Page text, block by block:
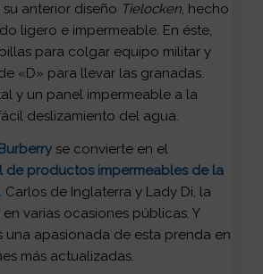
anterior diseño Tielocken, hecho
ligero e impermeable. En éste,
para colgar equipo militar y
«D» para llevar las granadas.
y un panel impermeable a la
deslizamiento del agua.
se convierte en el
de productos impermeables de la
Carlos de Inglaterra y Lady Di, la
varias ocasiones públicas. Y
una apasionada de esta prenda en
más actualizadas.